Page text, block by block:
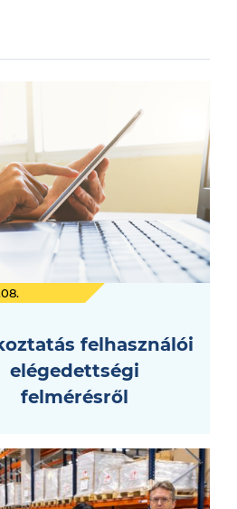
felhasználói
elégedettségi
felmérésről